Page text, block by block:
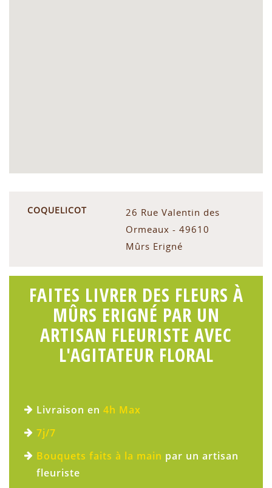
COQUELICOT
26 Rue Valentin des
Ormeaux - 49610
Mûrs Erigné
FAITES LIVRER DES FLEURS À
MÛRS ERIGNÉ PAR UN
ARTISAN FLEURISTE AVEC
L'AGITATEUR FLORAL
Livraison en 4h Max
7j/7
Bouquets faits à la main par un artisan
fleuriste